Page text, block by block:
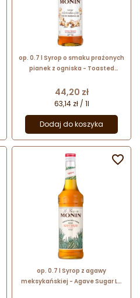
op. 0.7 l Syrop o smaku prażonych
pianek z ogniska - Toasted
szklana butelka
Cena
44,20 zł
63,14 zł / 1l
Dodaj do koszyka
op. 0.7 l Syrop z agawy
meksykańskiej - Agave Sugar Le
